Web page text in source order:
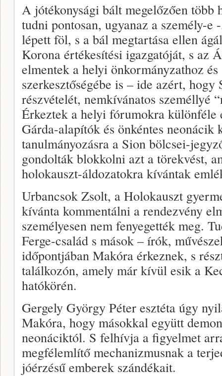
A jótékonysági bált megelőzően több
tudni pontosan, ugyanaz a személy-e
lépett föl, s a bál megtartása ellen
Korona értékesítési igazgatóját, s az
elmentek a helyi önkormányzathoz
szerkesztőségébe is – ide azért,
részvételét, nemkívánatos személlyé
Érkeztek a helyi fórumokra
Gárda-alapítók és önkéntes neonácik
tanulmányozásra a Sion bölcsei-
gondolták blokkolni azt a törekvést,
holokauszt-áldozatokra kívántak
Urbancsok Zsolt, a Holokauszt
kívánta kommentálni a rendezvény
személyesen nem fenyegették meg.
Ferge-család s mások – írók,
időpontjában Makóra érkeznek, s
találkozón, amely már kívül esik a
hatókörén.
Gergely György Péter esztéta úgy
Makóra, hogy másokkal együtt
neonáciktól. S felhívja a figyelmet
megfélemlítő mechanizmusnak a
jóérzésű emberek szándékait.